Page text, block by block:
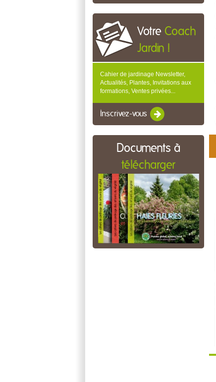
Votre Coach
Jardin !
Cahier de jardinage Newsletter,
Actualités, Plantes, Invitations aux
formations, Ventes privées...
Inscrivez-vous
Documents à
télécharger